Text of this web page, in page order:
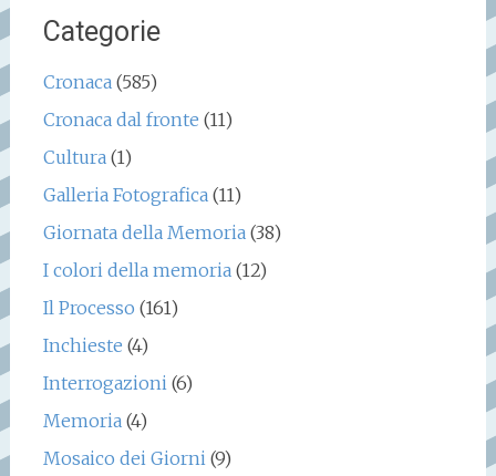
Categorie
Cronaca (585)
Cronaca dal fronte (11)
Cultura (1)
Galleria Fotografica (11)
Giornata della Memoria (38)
I colori della memoria (12)
Il Processo (161)
Inchieste (4)
Interrogazioni (6)
Memoria (4)
Mosaico dei Giorni (9)